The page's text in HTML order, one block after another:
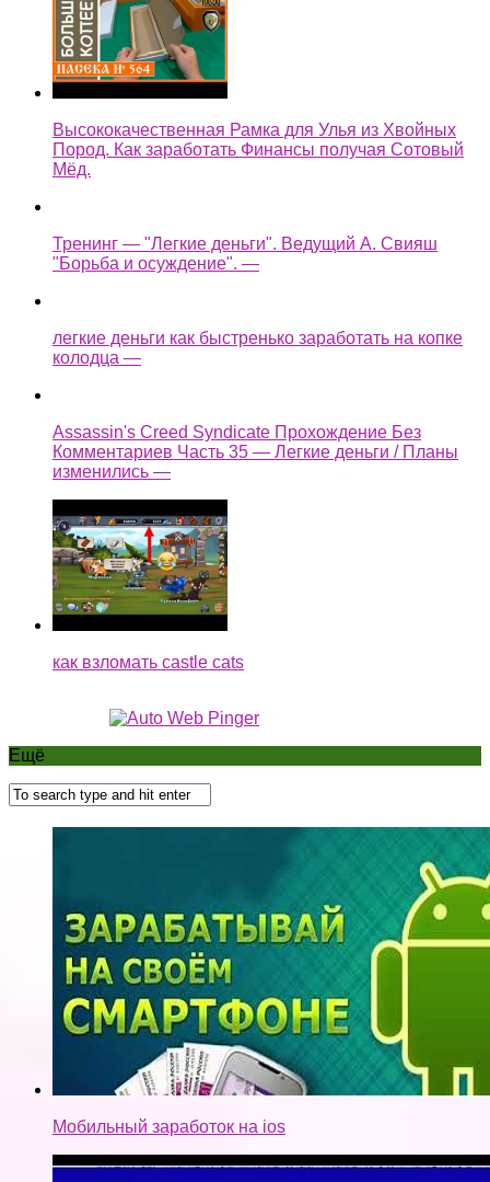
Высококачественная Рамка для Улья из Хвойных
Пород. Как заработать Финансы получая Сотовый
Мёд.
Тренинг — "Легкие деньги". Ведущий А. Свияш
"Борьба и осуждение". —
легкие деньги как быстренько заработать на копке
колодца —
Assassin's Creed Syndicate Прохождение Без
Комментариев Часть 35 — Легкие деньги / Планы
изменились —
как взломать castle cats
Ещё
Мобильный заработок на ios